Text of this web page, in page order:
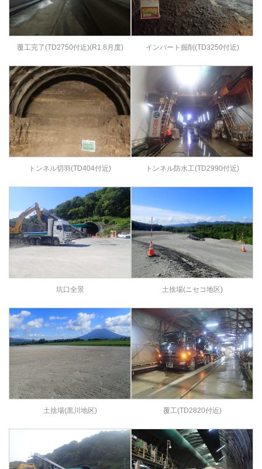
覆工完了(TD2750付近)(R1.8月度) インバート掘削(TD3250付近)
トンネル切羽(TD404付近) トンネル防水工(TD2990付近)
坑口全景 土捨場(ニセコ地区)
土捨場(黒川地区) 覆工(TD2820付近)